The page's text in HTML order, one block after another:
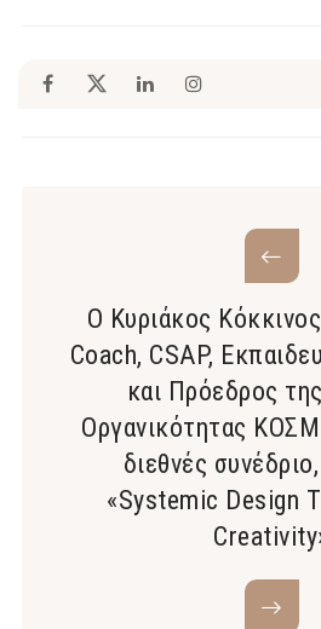
O Κυριάκος
Coach, CSAP,
και Πρόεδρος
Οργανικότητας
διεθνές
«Systemic Design